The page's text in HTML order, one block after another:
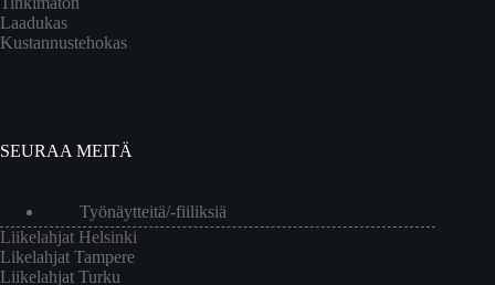
Laadukas
Kustannustehokas
SEURAA MEITÄ
Työnäytteitä/-fiiliksiä
Liikelahjat Helsinki
Likelahjat Tampere
Liikelahjat Turku